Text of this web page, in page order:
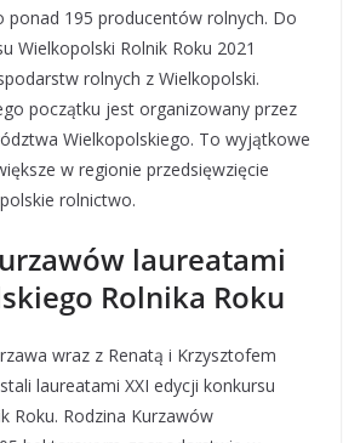
ponad 195 producentów rolnych. Do
Wielkopolski Rolnik Roku 2021
rolnych z Wielkopolski.
początku jest organizowany przez
Wielkopolskiego. To wyjątkowe
w regionie przedsięwzięcie
rolnictwo.
laureatami
Rolnika Roku
wraz z Renatą i Krzysztofem
laureatami XXI edycji konkursu
Roku. Rodzina Kurzawów